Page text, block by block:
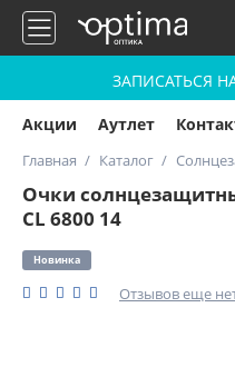
ЗАПИСАТЬСЯ
Акции Аутлет
Главная Каталог
Очки
CL 6800 14
Новинка
Отзывов еще